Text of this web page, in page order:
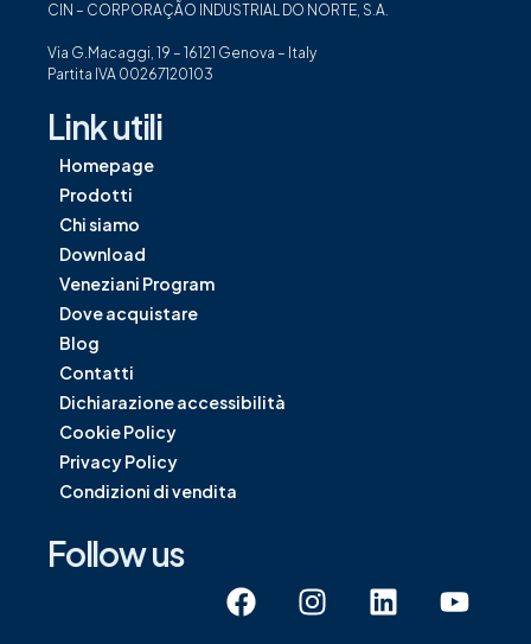
CIN – CORPORAÇÃO INDUSTRIAL DO NORTE, S.A.
Via G.Macaggi, 19 – 16121 Genova – Italy
Partita IVA 00267120103
Link utili
Homepage
Prodotti
Chi siamo
Download
Veneziani Program
Dove acquistare
Blog
Contatti
Dichiarazione accessibilità
Cookie Policy
Privacy Policy
Condizioni di vendita
Follow us